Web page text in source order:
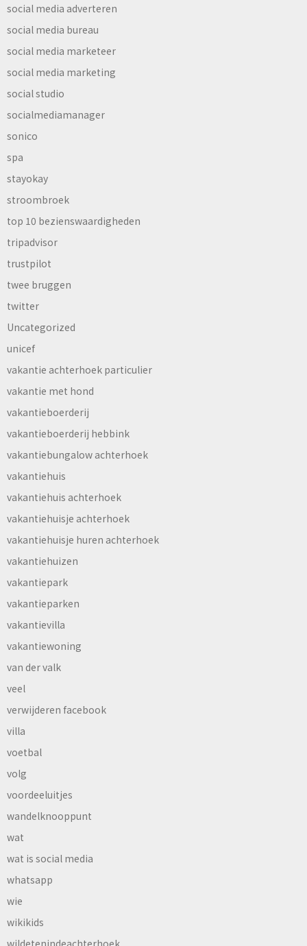
social media adverteren
social media bureau
social media marketeer
social media marketing
social studio
socialmediamanager
sonico
spa
stayokay
stroombroek
top 10 bezienswaardigheden
tripadvisor
trustpilot
twee bruggen
twitter
Uncategorized
unicef
vakantie achterhoek particulier
vakantie met hond
vakantieboerderij
vakantieboerderij hebbink
vakantiebungalow achterhoek
vakantiehuis
vakantiehuis achterhoek
vakantiehuisje achterhoek
vakantiehuisje huren achterhoek
vakantiehuizen
vakantiepark
vakantieparken
vakantievilla
vakantiewoning
van der valk
veel
verwijderen facebook
villa
voetbal
volg
voordeeluitjes
wandelknooppunt
wat
wat is social media
whatsapp
wie
wikikids
wildetenindeachterhoek